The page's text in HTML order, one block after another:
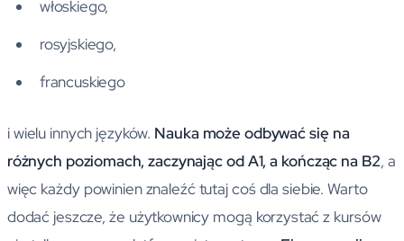
włoskiego,
rosyjskiego,
francuskiego
i wielu innych języków. Nauka może odbywać się na
różnych poziomach, zaczynając od A1, a kończąc na B2, a
więc każdy powinien znaleźć tutaj coś dla siebie. Warto
dodać jeszcze, że użytkownicy mogą korzystać z kursów